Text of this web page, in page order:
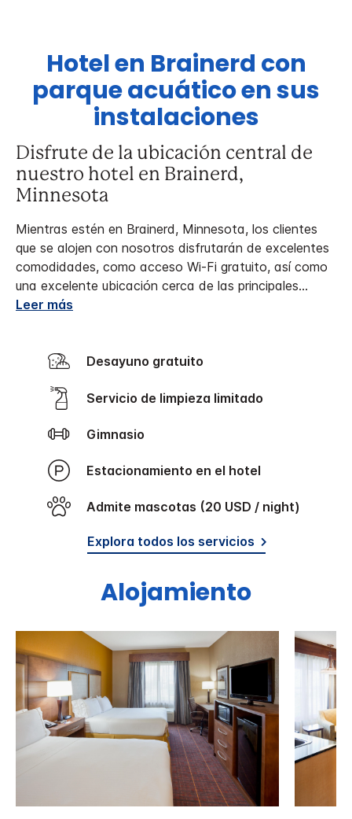
Hotel en Brainerd con
parque acuático en sus
instalaciones
Disfrute de la ubicación central de
nuestro hotel en Brainerd,
Minnesota
Mientras estén en Brainerd, Minnesota, los clientes
que se alojen con nosotros disfrutarán de excelentes
comodidades, como acceso Wi-Fi gratuito, así como
una excelente ubicación cerca de las principales...
Leer más
Desayuno gratuito
Servicio de limpieza limitado
Gimnasio
Estacionamiento en el hotel
Admite mascotas (20 USD / night)
Explora todos los servicios
Alojamiento